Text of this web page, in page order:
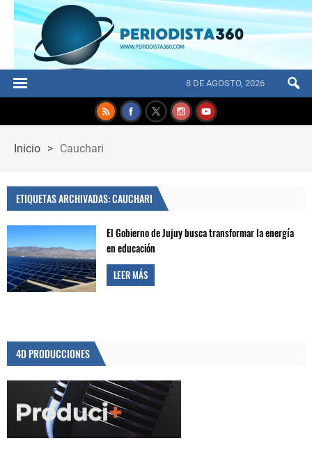
8 DE AGOSTO, 2026
Inicio > Cauchari
ETIQUETAS ARCHIVADAS: CAUCHARI
El Gobierno de Jujuy busca transformar la energía
en educación
LEER MÁS
4D PRODUCCIONES